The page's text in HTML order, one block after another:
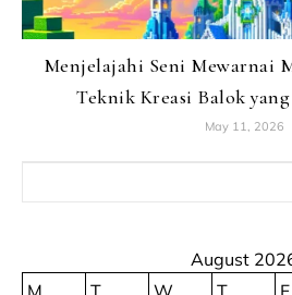
Menjelajahi Seni Mewarnai
Teknik Kreasi Balok
May 11, 2026
August
M
T W T F